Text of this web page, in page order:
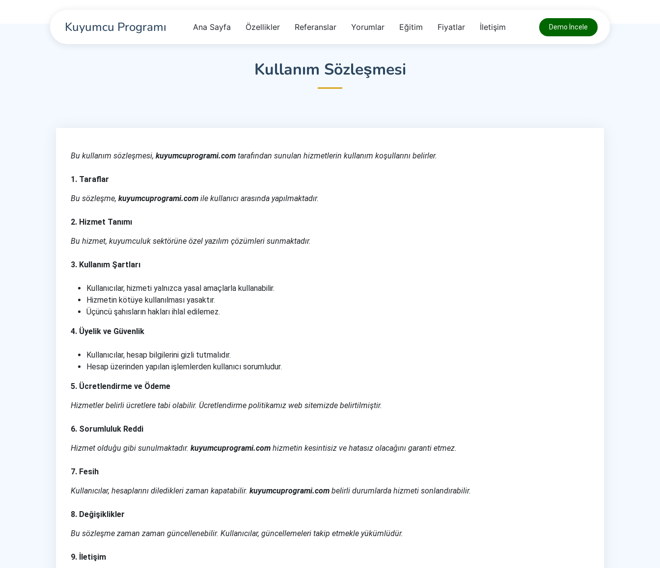
Kuyumcu Programı Ana Sayfa Özellikler Referanslar Yorumlar Eğitim Fiyatlar İletişim Demo İncele
Kullanım Sözleşmesi
Bu kullanım sözleşmesi, kuyumcuprogrami.com tarafından sunulan hizmetlerin kullanım koşullarını belirler.
1. Taraflar
Bu sözleşme, kuyumcuprogrami.com ile kullanıcı arasında yapılmaktadır.
2. Hizmet Tanımı
Bu hizmet, kuyumculuk sektörüne özel yazılım çözümleri sunmaktadır.
3. Kullanım Şartları
Kullanıcılar, hizmeti yalnızca yasal amaçlarla kullanabilir.
Hizmetin kötüye kullanılması yasaktır.
Üçüncü şahısların hakları ihlal edilemez.
4. Üyelik ve Güvenlik
Kullanıcılar, hesap bilgilerini gizli tutmalıdır.
Hesap üzerinden yapılan işlemlerden kullanıcı sorumludur.
5. Ücretlendirme ve Ödeme
Hizmetler belirli ücretlere tabi olabilir. Ücretlendirme politikamız web sitemizde belirtilmiştir.
6. Sorumluluk Reddi
Hizmet olduğu gibi sunulmaktadır. kuyumcuprogrami.com hizmetin kesintisiz ve hatasız olacağını garanti etmez.
7. Fesih
Kullanıcılar, hesaplarını diledikleri zaman kapatabilir. kuyumcuprogrami.com belirli durumlarda hizmeti sonlandırabilir.
8. Değişiklikler
Bu sözleşme zaman zaman güncellenebilir. Kullanıcılar, güncellemeleri takip etmekle yükümlüdür.
9. İletişim